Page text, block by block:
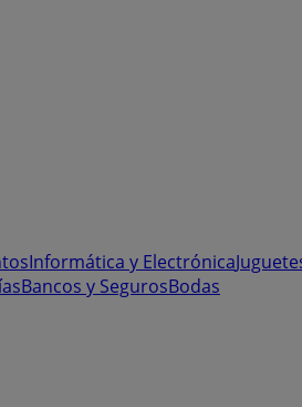
Informática y Electrónica
Bancos y SegurosBodas